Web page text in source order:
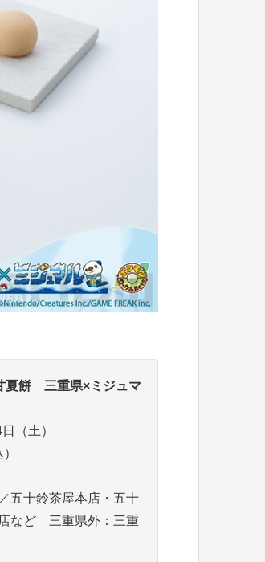
夏餅 三重県×ミジュマ
（土）
五十鈴茶屋本店・五十
など 三重県外：三重